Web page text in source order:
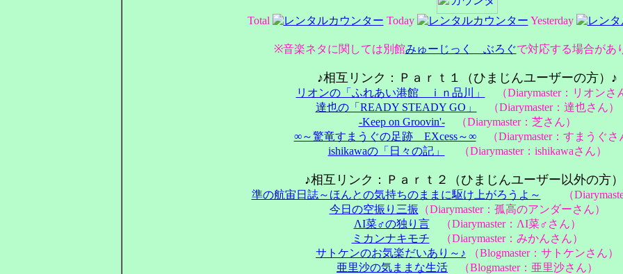
Total Today Yesterday
※音楽ネタに関しては別館みゅーじっく ぶろぐで対応する場合があ
♪相互リンク：Ｐａｒｔ１（ひまじんユーザーの方）♪
リオンの「ふれあい港館 ｉｎ品川」
（Diarymaster：リオンさ
達也の「READY STEADY GO」
（Diarymaster：達也さん）
-Keep on Groovin'-（Diarymaster：芝さん）
∞～驚竜すまうぐの足跡 EXcess～∞（Diarymaster：すまうぐさ
ishikawaの「日々の記」
（Diarymaster：ishikawaさん）
♪相互リンク：Ｐａｒｔ２（ひまじんユーザー以外の方
準の航宙日誌～ほんとの気持ちのままに駆け上がろうよ～
（Diarymaster
今日の空振り三振 （Diarymaster：孤高のアンダーさん）
ΛΙ菜♂の独り言（Diarymaster：ΛΙ菜♂さん）
ミカンナキモチ （Diarymaster：みかんさん）
サトケンのお気楽だいあり～♪ （Blogmaster：サトケンさん）
亜里沙の気ままな生活 （Blogmaster：亜里沙さん）